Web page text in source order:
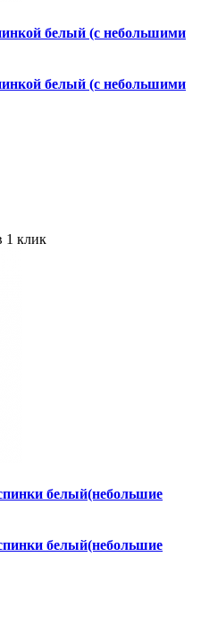
белый (с небольшими
белый (с небольшими
1 клик
белый(небольшие
белый(небольшие